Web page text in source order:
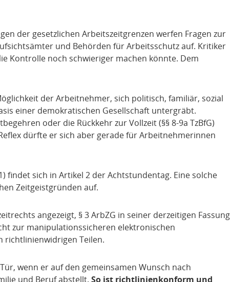
der gesetzlichen Arbeitszeitgrenzen werfen Fragen zur
und Behörden für Arbeitsschutz auf. Kritiker
Kontrolle noch schwieriger machen könnte. Dem
der Arbeitnehmer, sich politisch, familiär, sozial
einer demokratischen Gesellschaft untergräbt.
oder die Rückkehr zur Vollzeit (§§ 8-9a TzBfG)
dürfte er sich aber gerade für Arbeitnehmerinnen
findet sich in Artikel 2 der Achtstundentag. Eine solche
Zeitgeistgründen auf.
angezeigt, § 3 ArbZG in seiner derzeitigen Fassung
zur manipulationssicheren elektronischen
richtlinienwidrigen Teilen.
wenn er auf den gemeinsamen Wunsch nach
und Beruf abstellt. So ist richtlinienkonform und